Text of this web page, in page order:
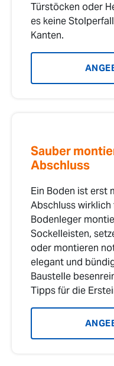
Türstöcken oder
es keine
Kanten.
Sauber
Abschluss
Ein Boden ist erst
Abschluss wirklich
Bodenleger
Sockelleisten,
oder montieren
elegant und
Baustelle
Tipps für die